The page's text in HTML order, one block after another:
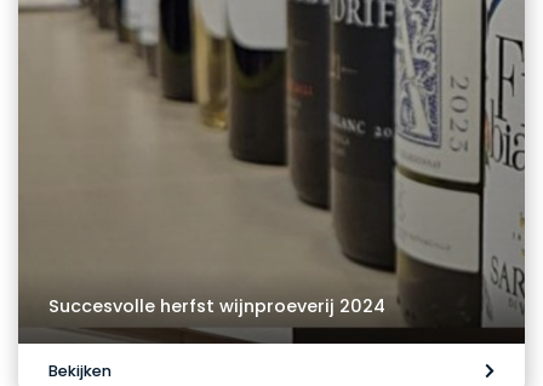
Succesvolle herfst wijnproeverij 2024
Bekijken